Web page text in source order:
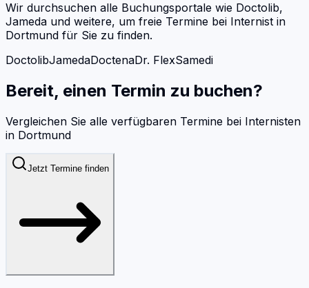
Wir durchsuchen alle Buchungsportale wie Doctolib,
Jameda und weitere, um freie Termine bei Internist in
Dortmund für Sie zu finden.
DoctolibJamedaDoctenaDr. FlexSamedi
Bereit, einen Termin zu buchen?
Vergleichen Sie alle verfügbaren Termine bei Internisten
in Dortmund
Jetzt Termine finden